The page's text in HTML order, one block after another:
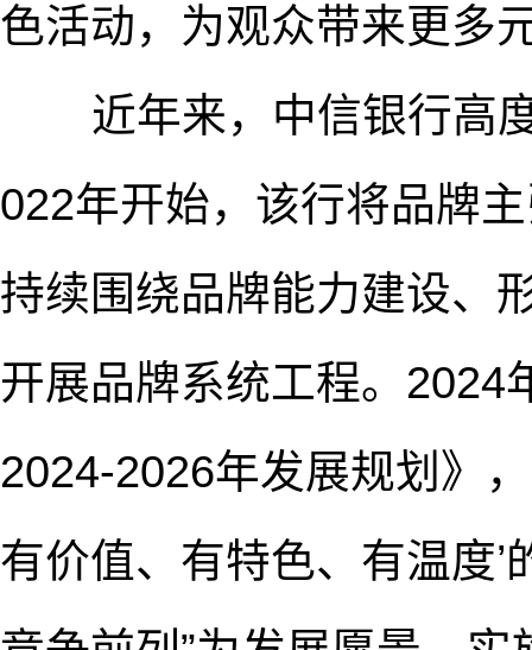
色活动，为观众带来更多
近年来，中信银行高度
022年开始，该行将品牌
持续围绕品牌能力建设、
开展品牌系统工程。2024
2024-2026年发展规划》
有价值、有特色、有温度